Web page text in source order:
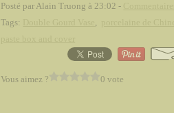
Posté par Alain Truong à 23:02 -
Tags:
,
Vous aimez ? 0 vote